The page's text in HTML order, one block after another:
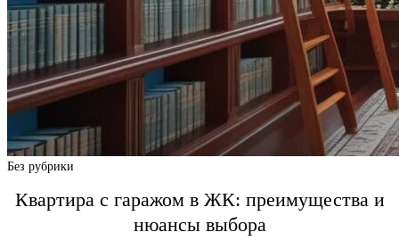
Без рубрики
Квартира с гаражом в ЖК: преимущества и
нюансы выбора